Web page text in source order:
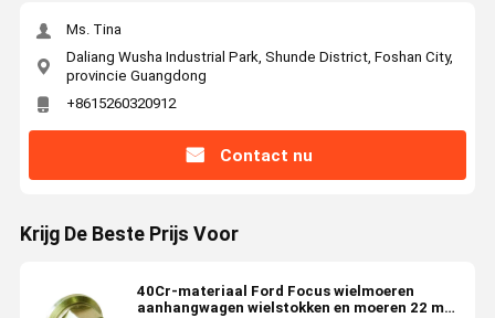
Ms. Tina
Daliang Wusha Industrial Park, Shunde District, Foshan City,
provincie Guangdong
+8615260320912
Contact nu
Krijg De Beste Prijs Voor
40Cr-materiaal Ford Focus wielmoeren
aanhangwagen wielstokken en moeren 22 mm